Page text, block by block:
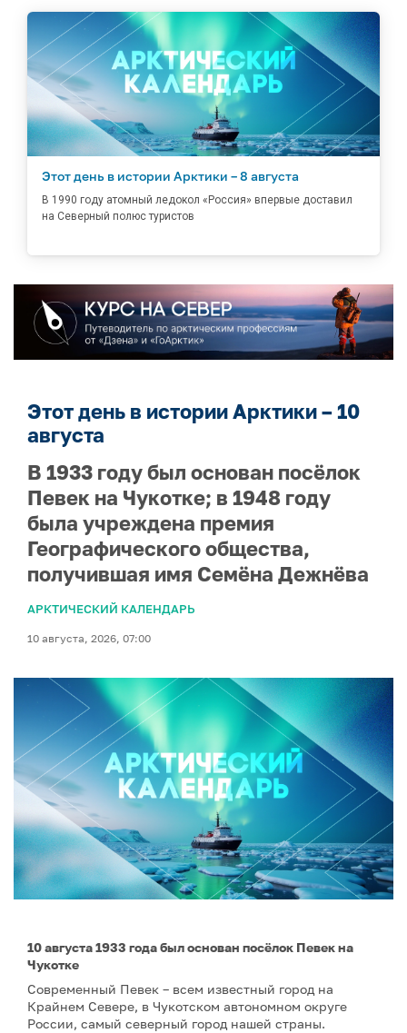
Этот день в истории Арктики – 8 августа
В 1990 году атомный ледокол «Россия» впервые доставил
на Северный полюс туристов
Этот день в истории Арктики – 10
августа
В 1933 году был основан посёлок
Певек на Чукотке; в 1948 году
была учреждена премия
Географического общества,
получившая имя Семёна Дежнёва
АРКТИЧЕСКИЙ КАЛЕНДАРЬ
10 августа, 2026, 07:00
10 августа 1933 года был основан посёлок Певек на
Чукотке
Современный Певек – всем известный город на
Крайнем Севере, в Чукотском автономном округе
России, самый северный город нашей страны.